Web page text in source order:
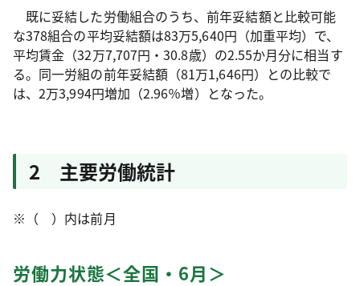
既に妥結した労働組合のうち、前年妥結額と比較可能
な378組合の平均妥結額は83万5,640円（加重平均）で、
平均賃金（32万7,707円・30.8歳）の2.55か月分に相当す
る。同一労組の前年妥結額（81万1,646円）との比較で
は、2万3,994円増加（2.96％増）となった。
2 主要労働統計
※（ ）内は前月
労働力状態＜全国・6月＞